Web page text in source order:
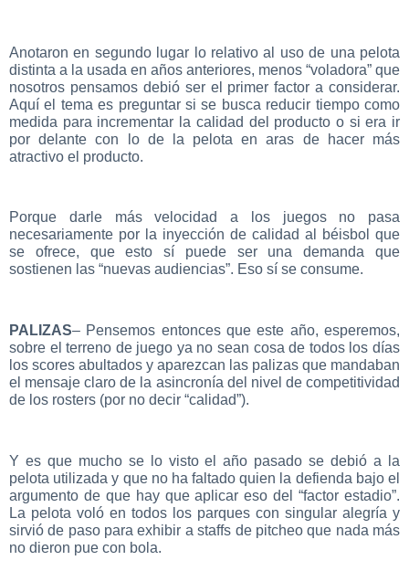
Anotaron en segundo lugar lo relativo al uso de una pelota
distinta a la usada en años anteriores, menos “voladora” que
nosotros pensamos debió ser el primer factor a considerar.
Aquí el tema es preguntar si se busca reducir tiempo como
medida para incrementar la calidad del producto o si era ir
por delante con lo de la pelota en aras de hacer más
atractivo el producto.
Porque darle más velocidad a los juegos no pasa
necesariamente por la inyección de calidad al béisbol que
se ofrece, que esto sí puede ser una demanda que
sostienen las “nuevas audiencias”. Eso sí se consume.
PALIZAS– Pensemos entonces que este año, esperemos,
sobre el terreno de juego ya no sean cosa de todos los días
los scores abultados y aparezcan las palizas que mandaban
el mensaje claro de la asincronía del nivel de competitividad
de los rosters (por no decir “calidad”).
Y es que mucho se lo visto el año pasado se debió a la
pelota utilizada y que no ha faltado quien la defienda bajo el
argumento de que hay que aplicar eso del “factor estadio”.
La pelota voló en todos los parques con singular alegría y
sirvió de paso para exhibir a staffs de pitcheo que nada más
no dieron pue con bola.